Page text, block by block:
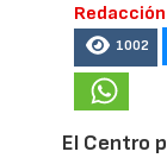
1002
El Centro